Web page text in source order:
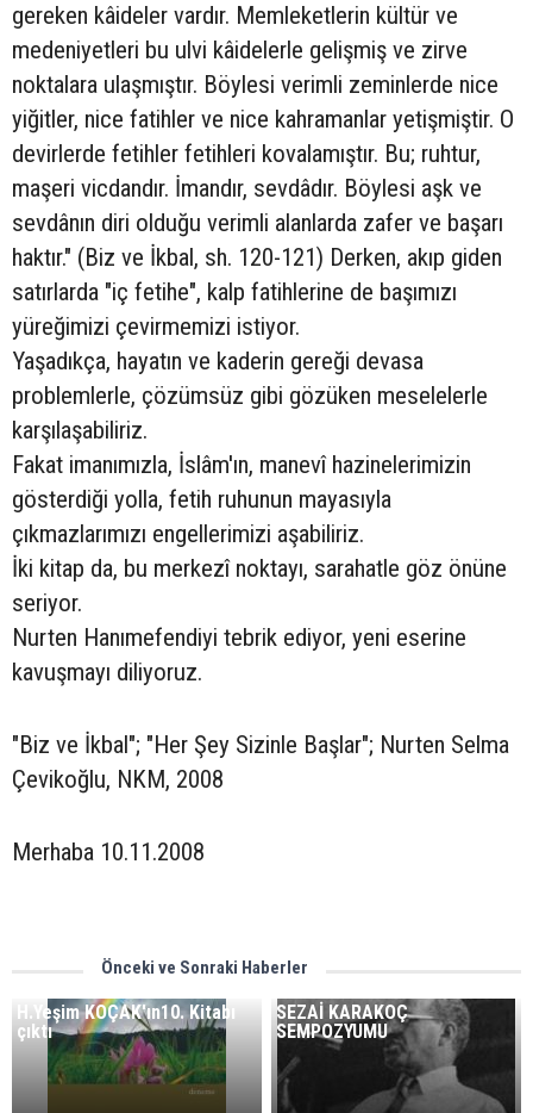
gereken kâideler vardır. Memleketlerin kültür ve
medeniyetleri bu ulvi kâidelerle gelişmiş ve zirve
noktalara ulaşmıştır. Böylesi verimli zeminlerde nice
yiğitler, nice fatihler ve nice kahramanlar yetişmiştir. O
devirlerde fetihler fetihleri kovalamıştır. Bu; ruhtur,
maşeri vicdandır. İmandır, sevdâdır. Böylesi aşk ve
sevdânın diri olduğu verimli alanlarda zafer ve başarı
haktır." (Biz ve İkbal, sh. 120-121) Derken, akıp giden
satırlarda "iç fetihe", kalp fatihlerine de başımızı
yüreğimizi çevirmemizi istiyor.
Yaşadıkça, hayatın ve kaderin gereği devasa
problemlerle, çözümsüz gibi gözüken meselelerle
karşılaşabiliriz.
Fakat imanımızla, İslâm'ın, manevî hazinelerimizin
gösterdiği yolla, fetih ruhunun mayasıyla
çıkmazlarımızı engellerimizi aşabiliriz.
İki kitap da, bu merkezî noktayı, sarahatle göz önüne
seriyor.
Nurten Hanımefendiyi tebrik ediyor, yeni eserine
kavuşmayı diliyoruz.
"Biz ve İkbal"; "Her Şey Sizinle Başlar"; Nurten Selma
Çevikoğlu, NKM, 2008
Merhaba 10.11.2008
Önceki ve Sonraki Haberler
H.Yeşim KOÇAK'ın10. Kitabı
çıktı
SEZAİ KARAKOÇ
SEMPOZYUMU